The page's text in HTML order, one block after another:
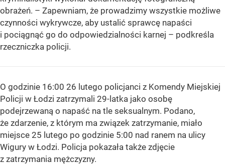
obrażeń. – Zapewniam, że prowadzimy wszystkie możliwe
czynności wykrywcze, aby ustalić sprawcę napaści
i pociągnąć go do odpowiedzialności karnej – podkreśla
rzeczniczka policji.
O godzinie 16:00 26 lutego policjanci z Komendy Miejskiej
Policji w Łodzi zatrzymali 29-latka jako osobę
podejrzewaną o napaść na tle seksualnym. Podano,
że zdarzenie, z którym ma związek zatrzymanie, miało
miejsce 25 lutego po godzinie 5:00 nad ranem na ulicy
Wigury w Łodzi. Policja pokazała także zdjęcie
z zatrzymania mężczyzny.